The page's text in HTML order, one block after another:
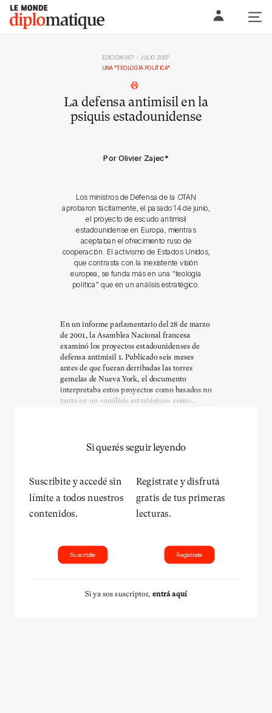
Skip
content
Le monde diplomatique
EDICIÓN 097 - JULIO 2007
UNA "TEOLOGÍA POLÍTICA"
La defensa antimisil en la
psiquis estadounidense
Por Olivier Zajec*
Los ministros de Defensa de la OTAN
aprobaron tácitamente, el pasado 14 de junio,
el proyecto de escudo antimisil
estadounidense en Europa, mientras
aceptaban el ofrecimiento ruso de
cooperación. El activismo de Estados Unidos,
que contrasta con la inexistente visión
europea, se funda más en una "teología
política" que en un análisis estratégico.
En un informe parlamentario del 28 de marzo
de 2001, la Asamblea Nacional francesa
examinó los proyectos estadounidenses de
defensa antimisil 1. Publicado seis meses
antes de que fueran derribadas las torres
gemelas de Nueva York, el documento
interpretaba estos proyectos como basados no
tanto en un «análisis estratégico» como...
Si querés seguir leyendo
Suscribite y accedé sin
límite a todos nuestros
contenidos.
Suscribite
Registrate y disfrutá
gratis de tus primeras
lecturas.
Registrate
Si ya sos suscriptor, entrá aquí